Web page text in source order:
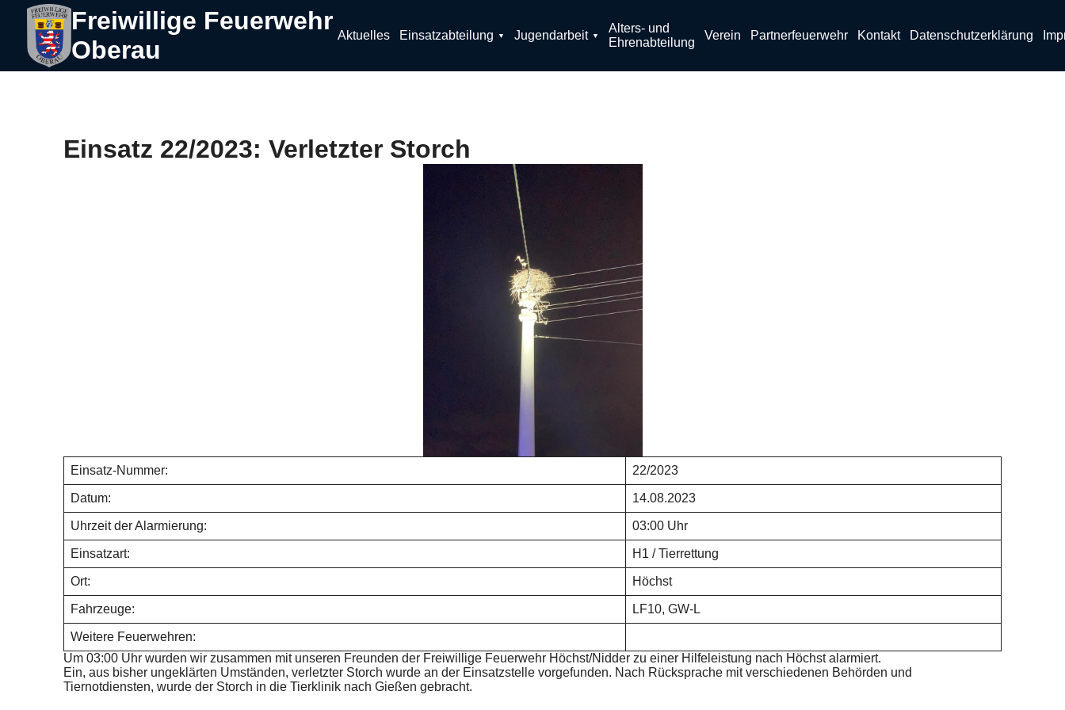
Freiwillige Feuerwehr
Oberau
Aktuelles Einsatzabteilung Jugendarbeit
Alters- und
Ehrenabteilung
Verein Partnerfeuerwehr Kontakt Datenschutzerklärung
Einsatz 22/2023: Verletzter Storch
Einsatz-Nummer: 22/2023
Datum: 14.08.2023
Uhrzeit der Alarmierung: 03:00 Uhr
Einsatzart: H1 / Tierrettung
Ort: Höchst
Fahrzeuge: LF10, GW-L
Weitere Feuerwehren:
Um 03:00 Uhr wurden wir zusammen mit unseren Freunden der Freiwillige Feuerwehr Höchst/Nidder zu einer Hilfeleistung nach Höchst alarmiert.
Ein, aus bisher ungeklärten Umständen, verletzter Storch wurde an der Einsatzstelle vorgefunden. Nach Rücksprache mit verschiedenen Behörden und
Tiernotdiensten, wurde der Storch in die Tierklinik nach Gießen gebracht.